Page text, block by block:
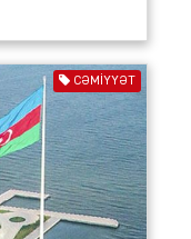
CƏMIYYƏT